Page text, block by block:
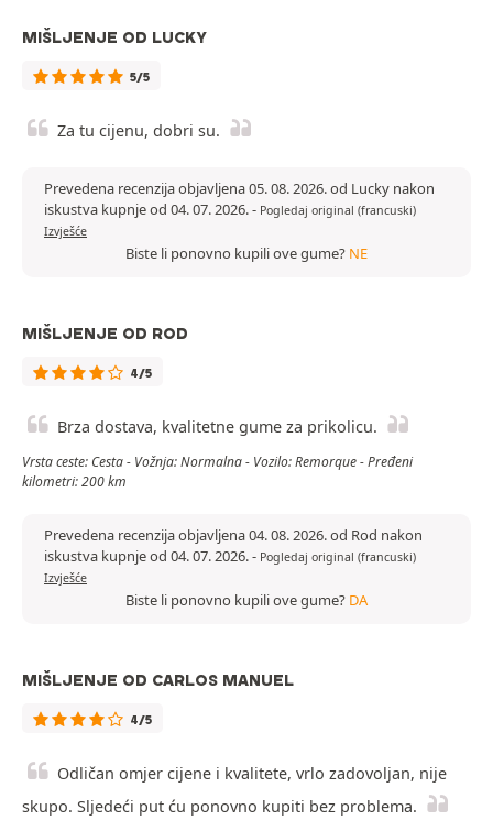
MIŠLJENJE OD LUCKY
5/5
Za tu cijenu, dobri su.
Prevedena recenzija objavljena 05. 08. 2026. od Lucky nakon
iskustva kupnje od 04. 07. 2026.- Pogledaj original (francuski)
Izvješće
Biste li ponovno kupili ove gume? NE
MIŠLJENJE OD ROD
4/5
Brza dostava, kvalitetne gume za prikolicu.
Vrsta ceste: Cesta - Vožnja: Normalna - Vozilo: Remorque - Pređeni
kilometri: 200 km
Prevedena recenzija objavljena 04. 08. 2026. od Rod nakon
iskustva kupnje od 04. 07. 2026.- Pogledaj original (francuski)
Izvješće
Biste li ponovno kupili ove gume? DA
MIŠLJENJE OD CARLOS MANUEL
4/5
Odličan omjer cijene i kvalitete, vrlo zadovoljan, nije
skupo. Sljedeći put ću ponovno kupiti bez problema.